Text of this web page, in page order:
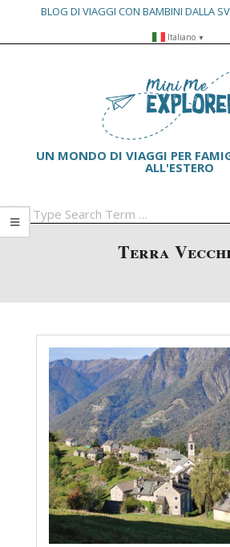
BLOG DI VIAGGI CON BAMBINI DALLA
Italiano ▼
UN MONDO DI VIAGGI PER
ALL'ESTERO
Terra